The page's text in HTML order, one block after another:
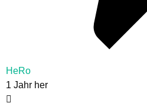
HeRo
1 Jahr her